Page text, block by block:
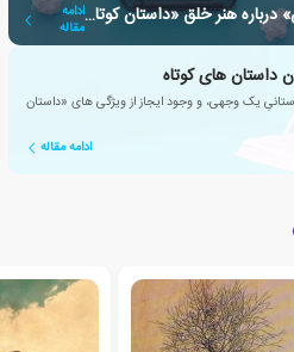
توصیه های «جویس کارول اوتس» درباره هنر خلق «داستان کوتاه»ادامه
مقاله
یک وجهی، و وجود ایجاز از ویژگی های «داستان
ادامه مقاله